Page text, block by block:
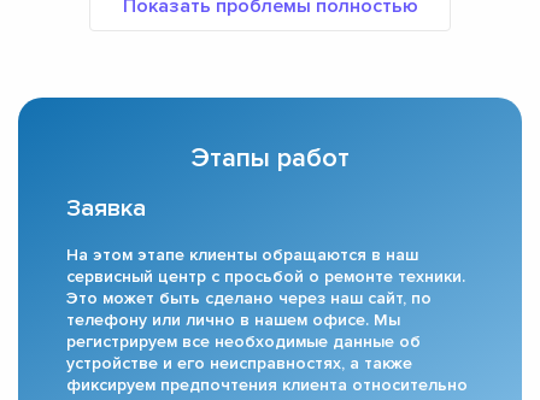
Этапы работ
Заявка
На этом этапе клиенты обращаются в наш
сервисный центр с просьбой о ремонте техники.
Это может быть сделано через наш сайт, по
телефону или лично в нашем офисе. Мы
регистрируем все необходимые данные об
устройстве и его неисправностях, а также
фиксируем предпочтения клиента относительно